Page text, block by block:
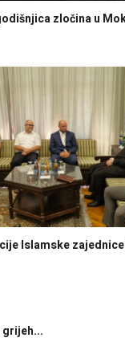
zločina u
Islamske